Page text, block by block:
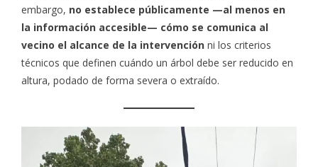
embargo, no establece públicamente —al menos en
la información accesible— cómo se comunica al
vecino el alcance de la intervención ni los criterios
técnicos que definen cuándo un árbol debe ser reducido en
altura, podado de forma severa o extraído.